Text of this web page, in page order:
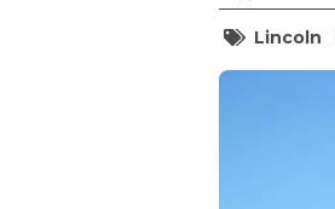
Lincoln